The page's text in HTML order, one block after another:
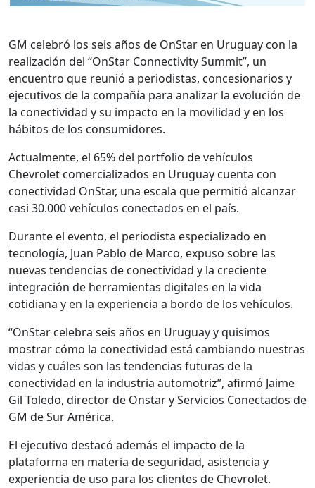
GM celebró los seis años de OnStar en Uruguay con la
realización del “OnStar Connectivity Summit”, un
encuentro que reunió a periodistas, concesionarios y
ejecutivos de la compañía para analizar la evolución de
la conectividad y su impacto en la movilidad y en los
hábitos de los consumidores.
Actualmente, el 65% del portfolio de vehículos
Chevrolet comercializados en Uruguay cuenta con
conectividad OnStar, una escala que permitió alcanzar
casi 30.000 vehículos conectados en el país.
Durante el evento, el periodista especializado en
tecnología, Juan Pablo de Marco, expuso sobre las
nuevas tendencias de conectividad y la creciente
integración de herramientas digitales en la vida
cotidiana y en la experiencia a bordo de los vehículos.
“OnStar celebra seis años en Uruguay y quisimos
mostrar cómo la conectividad está cambiando nuestras
vidas y cuáles son las tendencias futuras de la
conectividad en la industria automotriz”, afirmó Jaime
Gil Toledo, director de Onstar y Servicios Conectados de
GM de Sur América.
El ejecutivo destacó además el impacto de la
plataforma en materia de seguridad, asistencia y
experiencia de uso para los clientes de Chevrolet.